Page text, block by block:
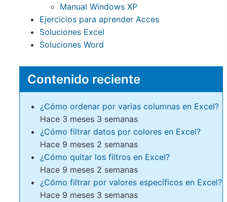
Manual Windows XP
Ejercicios para aprender Acces
Soluciones Excel
Soluciones Word
Contenido reciente
¿Cómo ordenar por varias columnas en Excel?
Hace 3 meses 3 semanas
¿Cómo filtrar datos por colores en Excel?
Hace 9 meses 2 semanas
¿Cómo quitar los filtros en Excel?
Hace 9 meses 2 semanas
¿Cómo filtrar por valores específicos en Excel?
Hace 9 meses 3 semanas